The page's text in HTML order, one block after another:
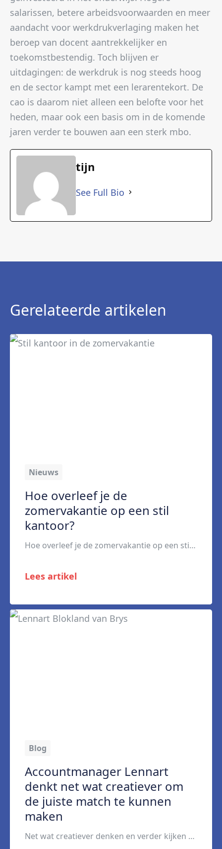
salarissen, betere arbeidsvoorwaarden en meer
aandacht voor werkdrukverlaging maken het
beroep van docent aantrekkelijker en
toekomstbestendig. Toch blijven er
uitdagingen: de werkdruk is nog steeds hoog
en de sector kampt met een lerarentekort. De
cao is daarom niet alleen een belofte voor het
heden, maar ook een basis om in de komende
jaren verder te bouwen aan een sterk mbo.
tijn
See Full Bio
Gerelateerde artikelen
Nieuws
Hoe overleef je de
zomervakantie op een stil
kantoor?
Hoe overleef je de zomervakantie op een stil kantoor? Het is zomervakantie. Veel bureaustoelen van collega’s zijn leeg. Het is stiller dan normaal. Hoe overleef je een dag op kantoor als (bijna) iedereen met vakantie is? Hier wat tips en tricks. Het goede nieuws: op een rustige werkdag hoef je niet minder productief te zijn. […]
Lees artikel
Blog
Accountmanager Lennart
denkt net wat creatiever om
de juiste match te kunnen
maken
Net wat creatiever denken en verder kijken dan een cv. Dat is wat Lennart Blokland, accountmanager bij Brys, doet als hij bedrijven en kandidaten met elkaar in contact brengt. Daarbij blijft hij wel realistisch. “Ik vind het mooi dat je echt verschil kunt maken voor kandidaten.” Sinds dit voorjaar bemiddelt de 33-jarige Lennart weer kandidaten […]